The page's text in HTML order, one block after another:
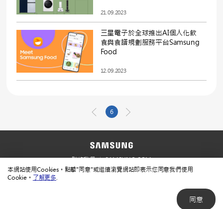
本網站使用Cookies。點擊"同意"或繼續瀏覽網站即表示您同意我們使用
Cookie。 了解更多
同意
21.09.2023
三星電子於全球推出AI個人化飲
食與食譜規劃服務平台Samsung
Food
12.09.2023
6
聯絡我們
SAMSUNG.COM
使用規範
隱私規範